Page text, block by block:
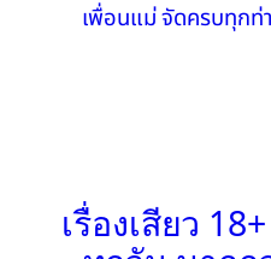
เพื่อนแม่ จัดครบทุกท่า
เรื่องเสียว